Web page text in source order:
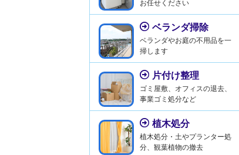
お任せください
ベランダ掃除
ベランダやお庭の不用品を一
掃します
片付け整理
ゴミ屋敷、オフィスの退去、
事業ゴミ処分など
植木処分
植木処分・土やプランター処
分、観葉植物の撤去